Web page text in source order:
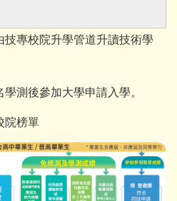
專校院升學管道升讀技術學
測後參加大學申請入學。
院榜單